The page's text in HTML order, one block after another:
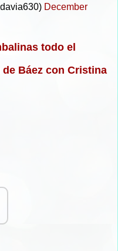
December
todo el
Báez con Cristina